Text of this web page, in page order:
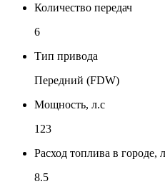
Количество передач
6
Тип привода
Передний (FDW)
Мощность, л.с
123
Расход топлива в городе,
8.5